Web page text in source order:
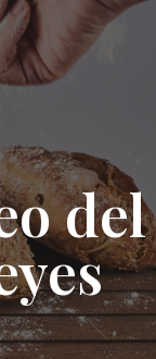
del